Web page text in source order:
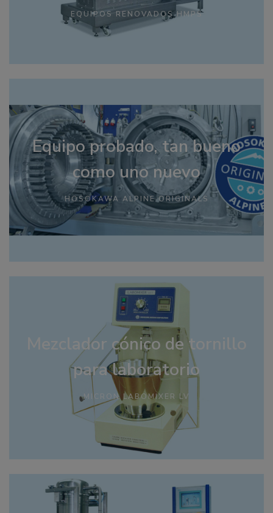
EQUIPOS RENOVADOS HMPS
Equipo probado, tan bueno
como uno nuevo
HOSOKAWA ALPINE ORIGINALS
Mezclador cónico de tornillo
para laboratorio
MICRON LABOMIXER LV